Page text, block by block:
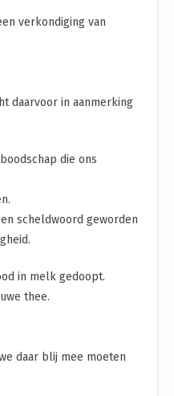
verkondiging van
daarvoor in aanmerking
die ons
scheldwoord geworden
in melk gedoopt.
thee.
daar blij mee moeten